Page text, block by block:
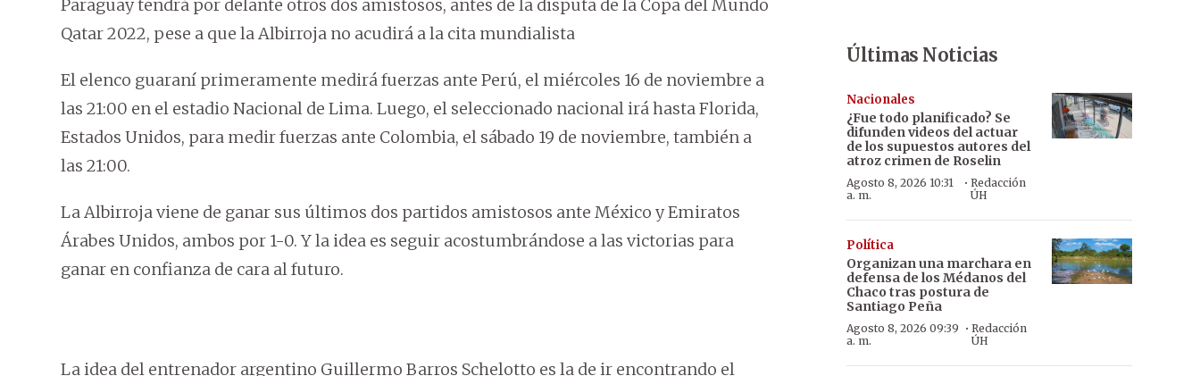
Paraguay tendrá por delante otros dos amistosos, antes de la disputa de la Copa del Mundo
Qatar 2022, pese a que la Albirroja no acudirá a la cita mundialista
El elenco guaraní primeramente medirá fuerzas ante Perú, el miércoles 16 de noviembre a
las 21:00 en el estadio Nacional de Lima. Luego, el seleccionado nacional irá hasta Florida,
Estados Unidos, para medir fuerzas ante Colombia, el sábado 19 de noviembre, también a
las 21:00.
La Albirroja viene de ganar sus últimos dos partidos amistosos ante México y Emiratos
Árabes Unidos, ambos por 1-0. Y la idea es seguir acostumbrándose a las victorias para
ganar en confianza de cara al futuro.
La idea del entrenador argentino Guillermo Barros Schelotto es la de ir encontrando el
Últimas Noticias
Nacionales
¿Fue todo planificado? Se
difunden videos del actuar
de los supuestos autores del
atroz crimen de Roselin
Agosto 8, 2026 10:31
a. m.
· Redacción
ÚH
Política
Organizan una marchara en
defensa de los Médanos del
Chaco tras postura de
Santiago Peña
Agosto 8, 2026 09:39
a. m.
·Redacción
ÚH